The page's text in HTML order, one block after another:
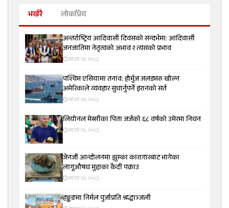
भर्खरै लोकप्रिय
अन्तर्राष्ट्रिय आदिवासी दिवसको सन्दर्भमा: आदिवासी
जनजातिमा नेतृत्वको अभाव र त्यसको प्रभाव
साउन २४, २०८३
पश्चिम एसियामा तनाव: होर्मुज जलडमरु खोल्न
अमेरिकाले व्यवहार सुधार्नुपर्ने इरानको सर्त
साउन २४, २०८३
लियोनल मेस्सीका पिता जर्जको ६८ वर्षको उमेरमा निधन
साउन २४, २०८३
जेनजी आन्दोलनमा झुम्का कारागारबाट भागेका
लागूऔषध मुद्दाका कैदी पक्राउ
साउन २४, २०८३
हङ्कङमा निर्मल पुर्जाप्रति श्रद्धाञ्जली